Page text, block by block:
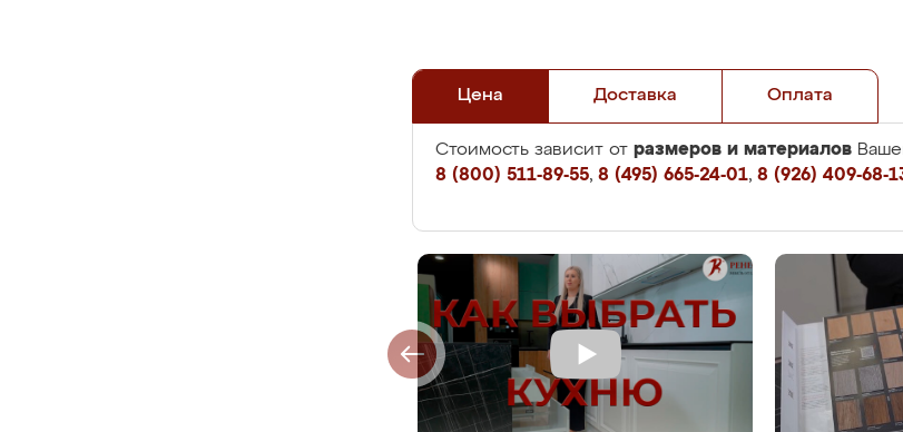
Цена Доставка Оплата
Стоимость зависит от размеров и материалов
8 (800) 511-89-55, 8 (495) 665-24-01, 8 (926) 409-68-